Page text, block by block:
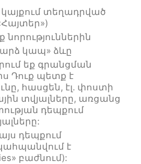
կայքում տեղադրված
կապ» ձևը
եք գրանցման
Դուք պետք է
հասցեն, էլ. փոստի
տվյալները, առցանց
դեպքում
դեպքում
է
բաժնում):